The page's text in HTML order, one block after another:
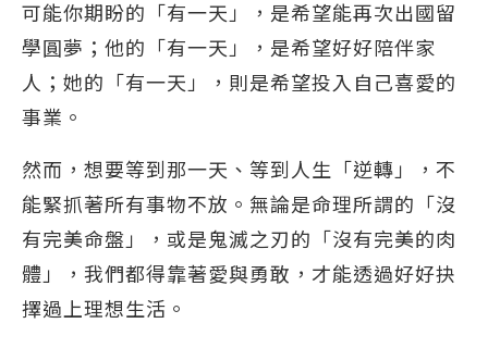
可能你期盼的「有一天」，是希望能再次出國留
學圓夢；他的「有一天」，是希望好好陪伴家
人；她的「有一天」，則是希望投入自己喜愛的
事業。
然而，想要等到那一天、等到人生「逆轉」，不
能緊抓著所有事物不放。無論是命理所謂的「沒
有完美命盤」，或是鬼滅之刃的「沒有完美的肉
體」，我們都得靠著愛與勇敢，才能透過好好抉
擇過上理想生活。